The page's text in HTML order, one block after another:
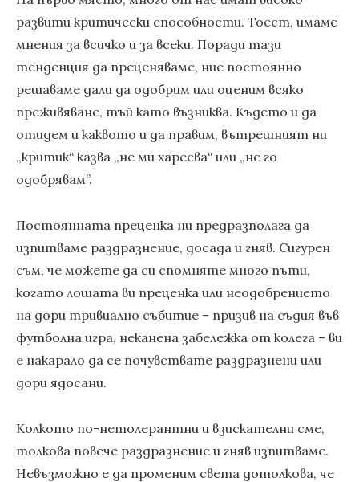
развити критически способности. Тоест, имаме
мнения за всичко и за всеки. Поради тази
тенденция да преценяваме, ние постоянно
решаваме дали да одобрим или оценим всяко
преживяване, тъй като възниква. Където и да
отидем и каквото и да правим, вътрешният ни
„критик“ казва „не ми харесва“ или „не го
одобрявам”.
Постоянната преценка ни предразполага да
изпитваме раздразнение, досада и гняв. Сигурен
съм, че можете да си спомняте много пъти,
когато лошата ви преценка или неодобрението
на дори тривиално събитие – призив на съдия във
футболна игра, неканена забележка от колега – ви
е накарало да се почувствате раздразнени или
дори ядосани.
Колкото по-нетолерантни и взискателни сме,
толкова повече раздразнение и гняв изпитваме.
Невъзможно е да променим света дотолкова, че